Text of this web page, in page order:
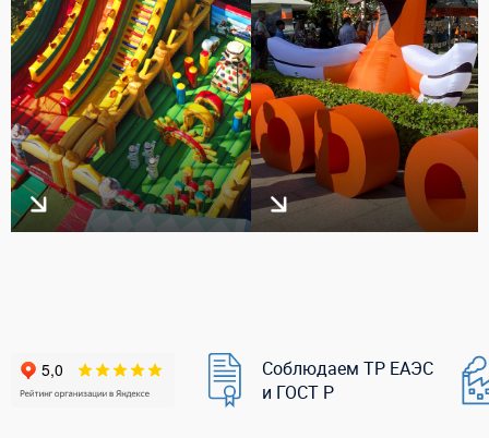
Соблюдаем ТР ЕАЭС
и ГОСТ Р